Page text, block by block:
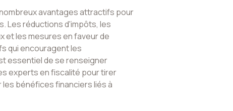
avantages attractifs pour
Les réductions d'impôts, les
et les mesures en faveur de
qui encouragent les
essentiel de se renseigner
experts en fiscalité pour tirer
bénéfices financiers liés à